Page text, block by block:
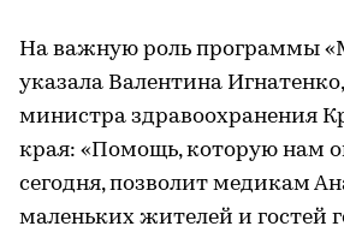
На важную роль программы
указала Валентина
министра здравоохранения
края: «Помощь, которую нам
сегодня, позволит медикам
маленьких жителей и гостей